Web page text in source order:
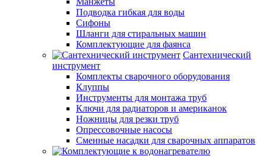
Подводка гибкая для воды
Сифоны
Шланги для стиральных машин
Комплектующие для фаянса
Сантехнический
инструмент
Комплекты сварочного оборудования
Клуппы
Инструменты для монтажа труб
Ключи для радиаторов и американок
Ножницы для резки труб
Опрессовочные насосы
Сменные насадки для сварочных аппаратов